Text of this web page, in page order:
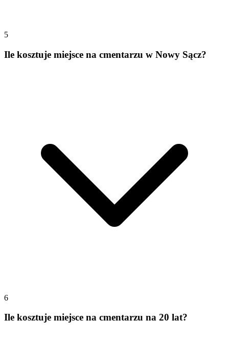
5
Ile kosztuje miejsce na cmentarzu w Nowy Sącz?
6
Ile kosztuje miejsce na cmentarzu na 20 lat?